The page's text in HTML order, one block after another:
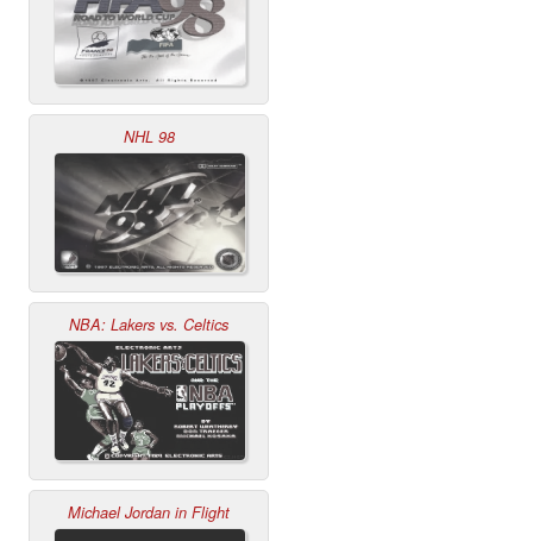
NHL 98
NBA: Lakers vs. Celtics
Michael Jordan in Flight